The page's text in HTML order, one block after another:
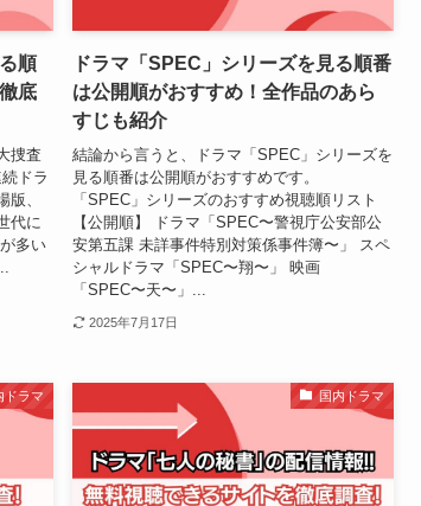
順
底
捜査
ドラ
、
代に
多い
ドラマ「SPEC」シリーズを見る順番
は公開順がおすすめ！全作品のあら
すじも紹介
結論から言うと、ドラマ「SPEC」シリーズを
見る順番は公開順がおすすめです。
「SPEC」シリーズのおすすめ視聴順リスト
【公開順】 ドラマ「SPEC〜警視庁公安部公
安第五課 未詳事件特別対策係事件簿〜」 スペ
シャルドラマ「SPEC〜翔〜」 映画
「SPEC〜天〜」...
2025年7月17日
ドラマ 国内ドラマ